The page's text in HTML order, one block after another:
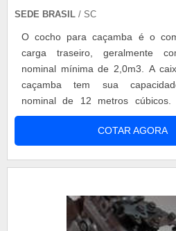
SEDE BRASIL / SC
O cocho para caçamba é o
carga traseiro, geralmente
nominal mínima de 2,0m3. A
caçamba tem sua
nominal de 12 metros cúbicos. A caçamba é
dividida por uma parede
extensão, que divide a carga
úmida. O par de cochos para
caçamba. Um cocho é isolado
parede divisória, alinhando-se
ficando com a borda livre na
COTAR AGORA